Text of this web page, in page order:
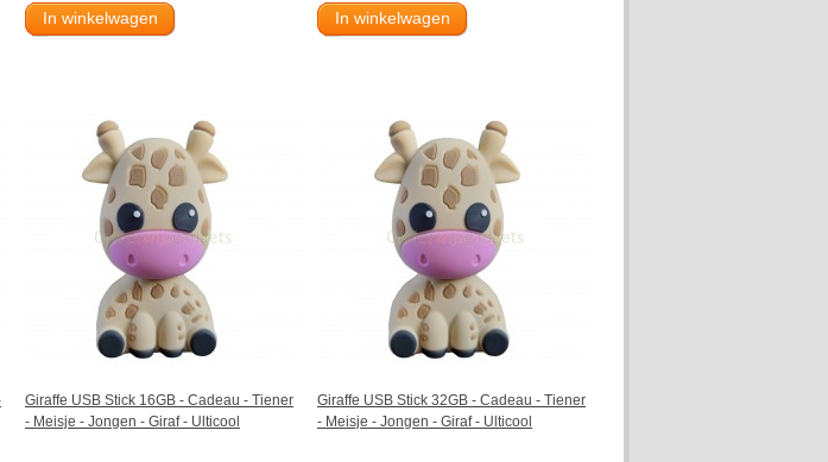
In winkelwagen In winkelwagen
Giraffe USB Stick 16GB - Cadeau - Tiener
- Meisje - Jongen - Giraf - Ulticool
Giraffe USB Stick 32GB - Cadeau - Tiener
- Meisje - Jongen - Giraf - Ulticool